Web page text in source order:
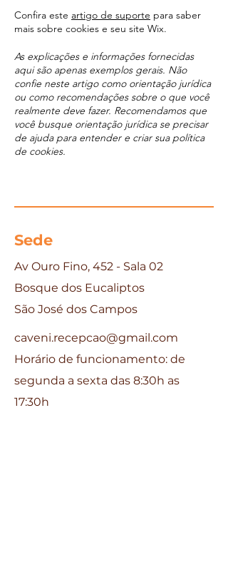
Confira este artigo de suporte para saber
mais sobre cookies e seu site Wix.
As explicações e informações fornecidas
aqui são apenas exemplos gerais. Não
confie neste artigo como orientação jurídica
ou como recomendações sobre o que você
realmente deve fazer. Recomendamos que
você busque orientação jurídica se precisar
de ajuda para entender e criar sua política
de cookies.
Sede
Av Ouro Fino, 452 - Sala 02
Bosque dos Eucaliptos
São José dos Campos
caveni.recepcao@gmail.com
Horário de funcionamento: de
segunda a sexta das 8:30h as
17:30h